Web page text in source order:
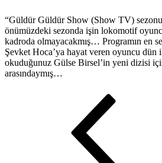
“Güldür Güldür Show (Show TV)
önümüzdeki sezonda işin lokomotif
kadroda olmayacakmış… Programın en
Şevket Hoca’ya hayat veren oyuncu dün
okuduğunuz Gülse Birsel’in yeni dizisi
arasındaymış…